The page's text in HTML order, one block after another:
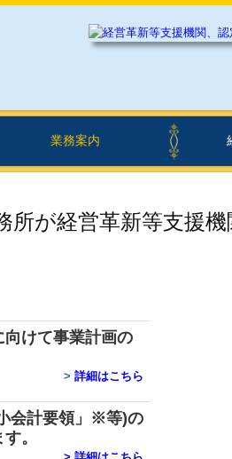
業務案内
所が経営革新等支援
向けて事業計画の
> 詳細はこちら
会計要領」※等)の
。